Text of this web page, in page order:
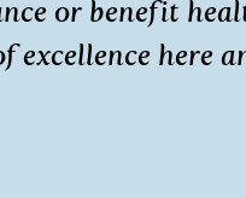
or benefit
excellence here